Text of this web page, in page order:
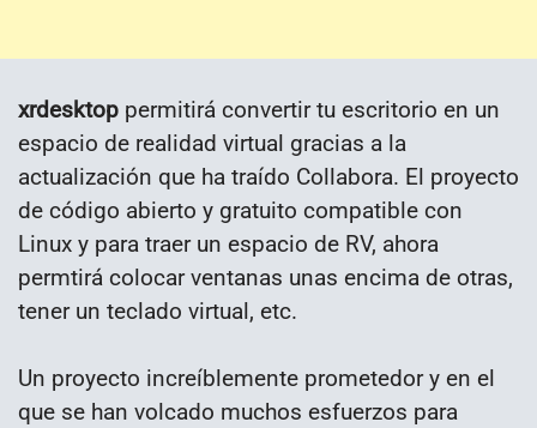
xrdesktop permitirá convertir tu escritorio en un
espacio de realidad virtual gracias a la
actualización que ha traído Collabora. El proyecto
de código abierto y gratuito compatible con
Linux y para traer un espacio de RV, ahora
permtirá colocar ventanas unas encima de otras,
tener un teclado virtual, etc.
Un proyecto increíblemente prometedor y en el
que se han volcado muchos esfuerzos para